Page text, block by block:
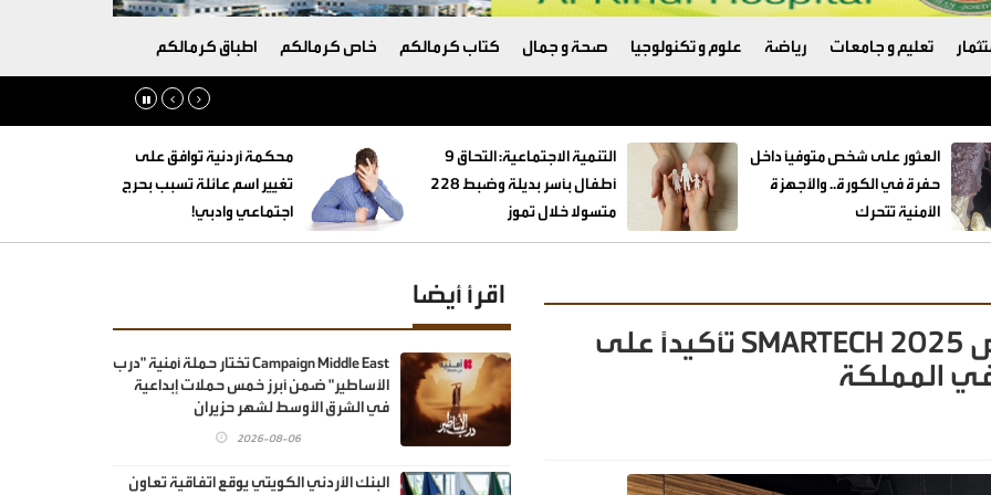
تعليم و جامعات رياضة علوم و تكنولوجيا صحة و جمال كتاب كرمالكم خاص كرمالكم اطباق كرمالكم
العثور على شخص متوفيًا داخل
حفرة في الكورة.. والأجهزة
الأمنية تتحرك
‏التنمية الاجتماعية: التحاق 9
أطفال بأسر بديلة وضبط 228
متسولا خلال تموز
محكمة أردنية توافق على
تغيير اسم عائلة تسبب بحرج
اجتماعي وادبي!
أورنج الأردن تجدد دعمها لمعرض SMARTECH 2025 تأكيداً على
في المملكة
اقرأ أيضا
Campaign Middle East تختار حملة أمنية "درب
الأساطير" ضمن أبرز خمس حملات إبداعية
في الشرق الأوسط لشهر حزيران
2026-08-06
البنك الأردني الكويتي يوقع اتفاقية تعاون